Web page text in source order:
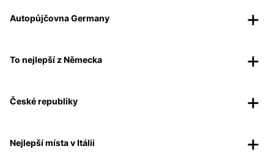
Autopůjčovna Germany
To nejlepší z Německa
České republiky
Nejlepší místa v Itálii